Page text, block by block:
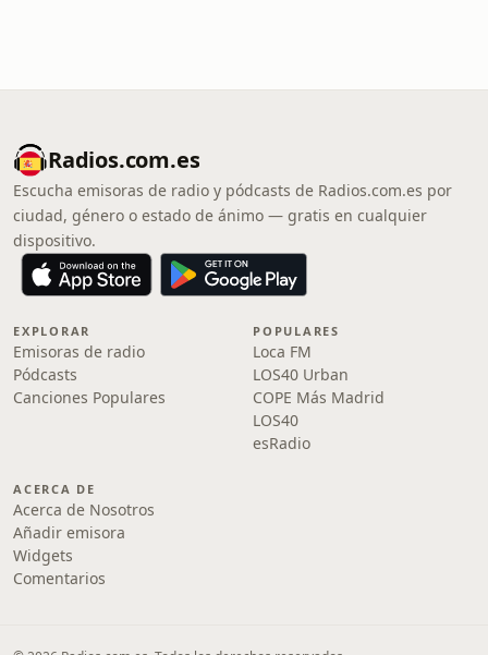
Radios.com.es
Escucha emisoras de radio y pódcasts de Radios.com.es por
ciudad, género o estado de ánimo — gratis en cualquier
dispositivo.
EXPLORAR
Emisoras de radio
Pódcasts
Canciones Populares
POPULARES
Loca FM
LOS40 Urban
COPE Más Madrid
LOS40
esRadio
ACERCA DE
Acerca de Nosotros
Añadir emisora
Widgets
Comentarios